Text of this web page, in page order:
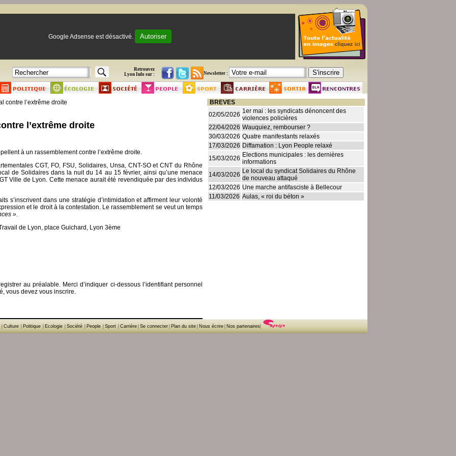
Google Adsense est désactivé. Autoriser
Retrouvez
Lyon Info sur :
Newsletter :
contre l’extrême droite
l’extrême droite
à un rassemblement contre l’extrême droite.
CGT, FO, FSU, Solidaires, Unsa, CNT-SO et CNT du Rhône
de Solidaires dans la nuit du 14 au 15 février, ainsi qu’une menace
Ville de Lyon. Cette menace aurait été revendiquée par des individus
s’inscrivent dans une stratégie d’intimidation et affirment leur volonté
et le droit à la contestation. Le rassemblement se veut un temps
».
de Lyon, place Guichard, Lyon 3ème
au préalable. Merci d’indiquer ci-dessous l’identifiant personnel
vous devez vous inscrire.
BREVES
02/05/2026 1er mai : les syndicats dénoncent des
violences policières
22/04/2026 Wauquiez, rembourser ?
30/03/2026 Quatre manifestants relaxés
17/03/2026 Diffamation : Lyon People relaxé
15/03/2026 Elections municipales : les dernières
informations
14/03/2026 Le local du syndicat Solidaires du Rhône
de nouveau attaqué
12/03/2026 Une marche antifasciste à Bellecour
11/03/2026 Aulas, « roi du béton »
Culture Politique Ecologie Société People Sport Carrière Se connecter Plan du site Nous écrire Nos partenaires